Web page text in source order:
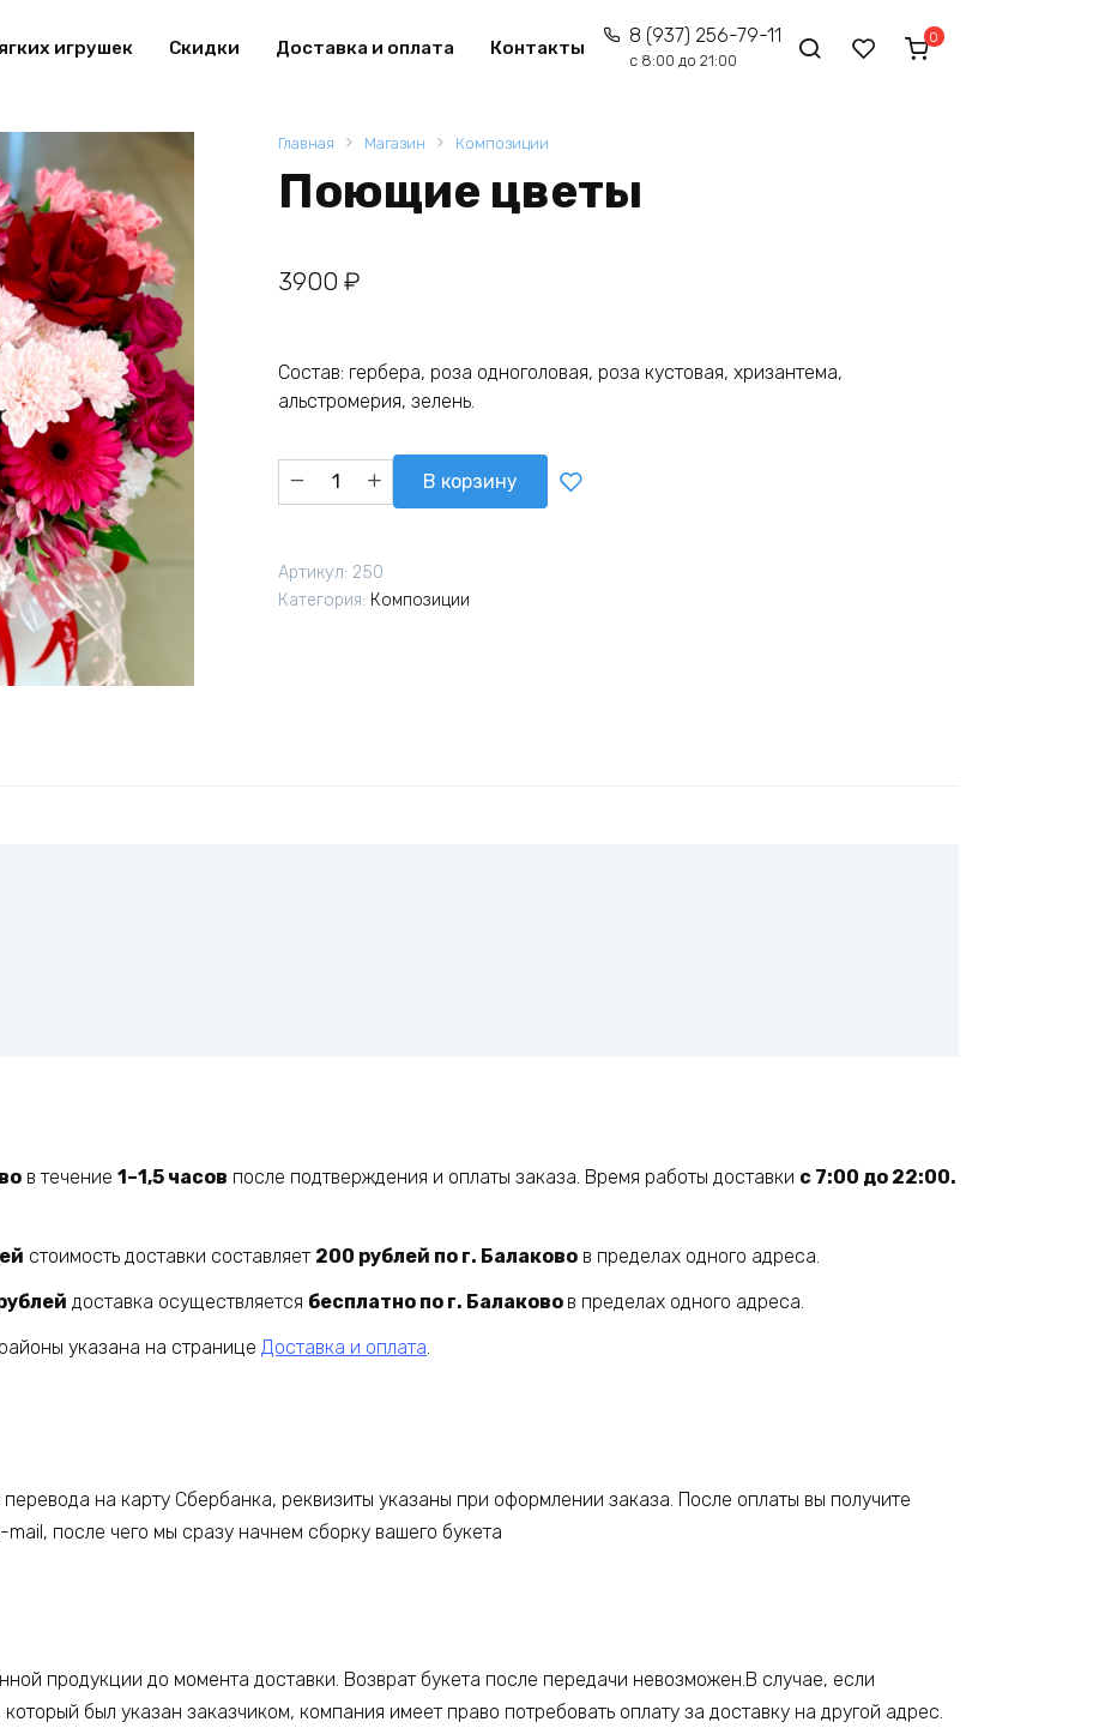
игрушек Скидки Доставка и оплата Контакты
8 (937) 256-79-11
с 8:00 до 21:00
0
Главная Магазин Композиции
Поющие цветы
3900 ₽
Состав: гербера, роза одноголовая, роза кустовая, хризантема,
альстромерия, зелень.
Количество
товара
В корзину
Артикул: 250
Категория: Композиции
в течение 1–1,5 часов после подтверждения и оплаты заказа. Время работы доставки с 7:00 до 22:00.
стоимость доставки составляет 200 рублей по г. Балаково в пределах одного адреса.
доставка осуществляется бесплатно по г. Балаково в пределах одного адреса.
указана на странице Доставка и оплата.
на карту Сбербанка, реквизиты указаны при оформлении заказа. После оплаты вы получите
после чего мы сразу начнем сборку вашего букета
продукции до момента доставки. Возврат букета после передачи невозможен.В случае, если
был указан заказчиком, компания имеет право потребовать оплату за доставку на другой адрес.